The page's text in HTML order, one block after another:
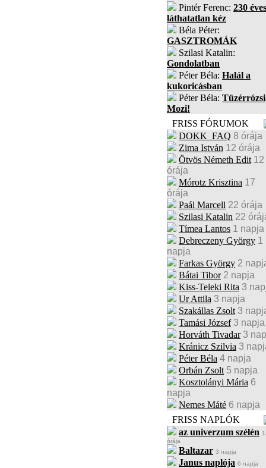
Pintér Ferenc: 230
láthatatlan kéz
Béla Péter:
GASZTROMÁK
Szilasi Katalin:
Gondolatban
Péter Béla: Halál a
kukoricásban
Péter Béla:
Mozi!
FRISS FÓRUMOK
DOKK_FAQ 8 órája
Zima István 12 órája
Ötvös Németh Edit 12
órája
Mórotz Krisztina 17
órája
Paál Marcell 22 órája
Szilasi Katalin 22
Tímea Lantos 1 napja
Debreczeny György 1
napja
Farkas György 2
Bátai Tibor 2 napja
Kiss-Teleki Rita 3
Ur Attila 3 napja
Szakállas Zsolt 3
Tamási József 3 napja
Horváth Tivadar 3
Kránicz Szilvia 3
Péter Béla 4 napja
Orbán Zsolt 5 napja
Kosztolányi Mária 6
napja
Nemes Máté 6 napja
FRISS NAPLÓK
az univerzum szélén
órája
Baltazar 3 napja
Janus naplója 6 napja